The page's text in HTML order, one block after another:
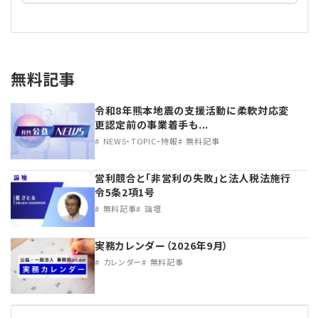
無料記事
令和8年熊本地震の支援活動に柔軟対応変
更認定前の事業着手も...
NEWS・TOPIC・特報 無料記事
営利競合と｢非営利の失敗｣と法人税法施行
令5条2項1号
無料記事 論壇
実務カレンダー（2026年9月）
カレンダー 無料記事